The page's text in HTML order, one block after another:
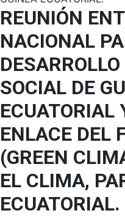
REUNIÓN
NACIONAL
SOCIAL DE
ECUATORIAL
ENLACE DEL
(GREEN
EL CLIMA,
ECUATORIAL.